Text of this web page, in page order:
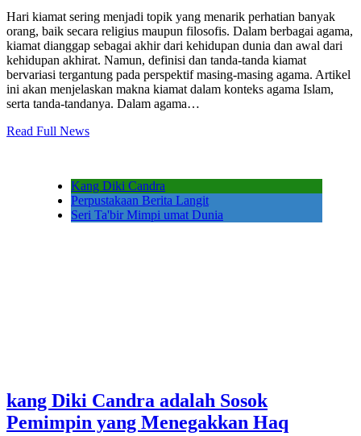
Hari kiamat sering menjadi topik yang menarik perhatian banyak
orang, baik secara religius maupun filosofis. Dalam berbagai agama,
kiamat dianggap sebagai akhir dari kehidupan dunia dan awal dari
kehidupan akhirat. Namun, definisi dan tanda-tanda kiamat
bervariasi tergantung pada perspektif masing-masing agama. Artikel
ini akan menjelaskan makna kiamat dalam konteks agama Islam,
serta tanda-tandanya. Dalam agama…
Read Full News
Kang Diki Candra
Perpustakaan Berita Langit
Seri Ta'bir Mimpi umat Dunia
kang Diki Candra adalah Sosok
Pemimpin yang Menegakkan Haq